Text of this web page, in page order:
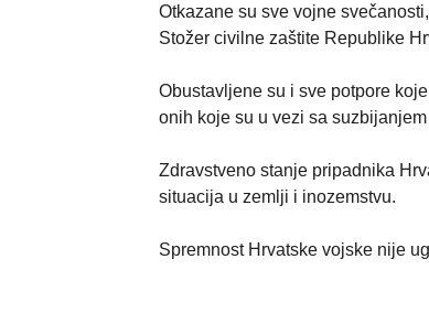
Otkazane su sve vojne
Stožer civilne zaštite Republike
Obustavljene su i sve potpore
onih koje su u vezi sa
Zdravstveno stanje pripadnika
situacija u zemlji i inozemstvu.
Spremnost Hrvatske vojske nije